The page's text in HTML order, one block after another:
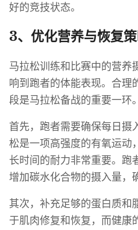
好的竞技状态。
3、优化营养与恢复
马拉松训练和比赛中的营养
响到跑者的体能表现。合理
段是马拉松备战的重要一环。
首先，跑者需要确保每日摄
松是一项高强度的有氧运动
长时间的耐力非常重要。跑
增加碳水化合物的摄入量，
其次，补充足够的蛋白质和
于肌肉修复和恢复，而健康